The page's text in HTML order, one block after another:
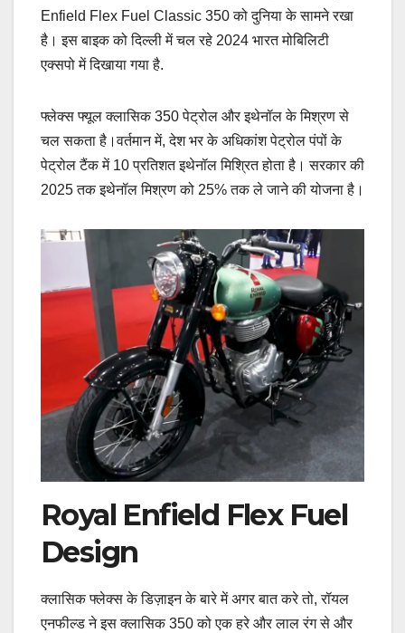
Enfield Flex Fuel Classic 350 को दुनिया के सामने रखा
है। इस बाइक को दिल्ली में चल रहे 2024 भारत मोबिलिटी
एक्सपो में दिखाया गया है.
फ्लेक्स फ्यूल क्लासिक 350 पेट्रोल और इथेनॉल के मिश्रण से
चल सकता है।वर्तमान में, देश भर के अधिकांश पेट्रोल पंपों के
पेट्रोल टैंक में 10 प्रतिशत इथेनॉल मिश्रित होता है। सरकार की
2025 तक इथेनॉल मिश्रण को 25% तक ले जाने की योजना है।
Royal Enfield Flex Fuel
Design
क्लासिक फ्लेक्स के डिज़ाइन के बारे में अगर बात करे तो, रॉयल
एनफील्ड ने इस क्लासिक 350 को एक हरे और लाल रंग से और